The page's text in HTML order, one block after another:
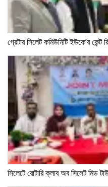
গ্রেটার সিলেট কমিউনিটি ইউকে’র
সিলেটে রোটারি ক্লাব অব সিলেট মিড